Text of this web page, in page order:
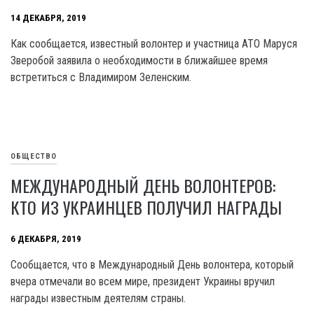
14 ДЕКАБРЯ, 2019
Как сообщается, известный волонтер и участница АТО Маруся
Зверобой заявила о необходимости в ближайшее время
встретиться с Владимиром Зеленским.
ОБЩЕСТВО
МЕЖДУНАРОДНЫЙ ДЕНЬ ВОЛОНТЕРОВ:
КТО ИЗ УКРАИНЦЕВ ПОЛУЧИЛ НАГРАДЫ
6 ДЕКАБРЯ, 2019
Сообщается, что в Международный День волонтера, который
вчера отмечали во всем мире, президент Украины вручил
награды известным деятелям страны.